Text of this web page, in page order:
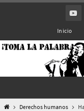
Inicio
InicioDerechos humanos